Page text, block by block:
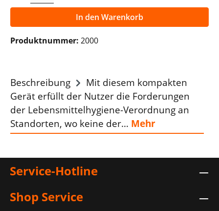
In den Warenkorb
Produktnummer: 2000
Beschreibung
Mit diesem kompakten
Gerät erfüllt der Nutzer die Forderungen
der Lebensmittelhygiene-Verordnung an
Standorten, wo keine der… Mehr
Service-Hotline
Shop Service